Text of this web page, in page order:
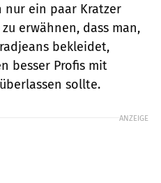
nur ein paar Kratzer
erwähnen, dass man,
bekleidet,
besser Profis mit
sollte.
ANZEIGE